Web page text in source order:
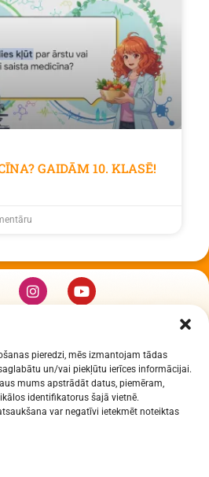
pieredzi, mēs izmantojam tādas
un/vai piekļūtu ierīces informācijai.
mums apstrādāt datus, piemēram,
identifikatorus šajā vietnē.
var negatīvi ietekmēt noteiktas
GAIDĀM 10. KLASĒ!
Zinātņu vidusskola
Daugavpils, LV-5401
2713903513 (IZM)
pašvaldība 90000077325